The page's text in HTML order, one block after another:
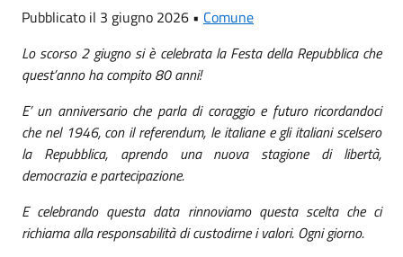
Pubblicato il 3 giugno 2026 • Comune
Lo scorso 2 giugno si è celebrata la Festa della Repubblica che
quest’anno ha compito 80 anni!
E’ un anniversario che parla di coraggio e futuro ricordandoci
che nel 1946, con il referendum, le italiane e gli italiani scelsero
la Repubblica, aprendo una nuova stagione di libertà,
democrazia e partecipazione.
E celebrando questa data rinnoviamo questa scelta che ci
richiama alla responsabilità di custodirne i valori. Ogni giorno.